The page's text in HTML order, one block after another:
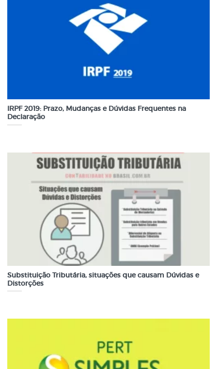
IRPF 2019: Prazo, Mudanças e Dúvidas Frequentes na
Declaração
Substituição Tributária, situações que causam Dúvidas e
Distorções